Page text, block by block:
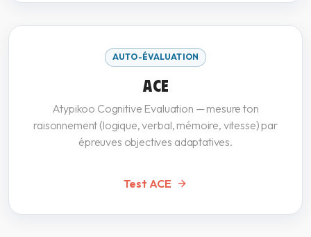
AUTO-ÉVALUATION
ACE
Atypikoo Cognitive Evaluation — mesure ton
raisonnement (logique, verbal, mémoire, vitesse) par
épreuves objectives adaptatives.
Test ACE